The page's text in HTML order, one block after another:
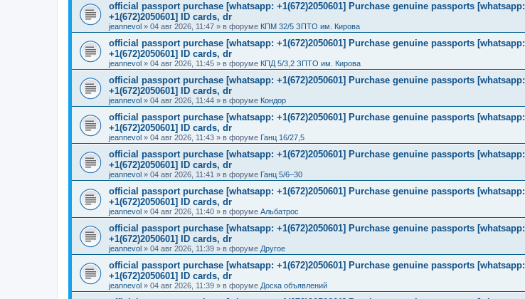
official passport purchase [whatsapp: +1(672)2050601] Purchase genuine passports [whatsapp:
+1(672)2050601] ID cards, dr
jeannevol » 04 авг 2026, 11:47 » в форуме КПМ 32/5 ЗПТО им. Кирова
official passport purchase [whatsapp: +1(672)2050601] Purchase genuine passports [whatsapp:
+1(672)2050601] ID cards, dr
jeannevol » 04 авг 2026, 11:45 » в форуме КПД 5/3,2 ЗПТО им. Кирова
official passport purchase [whatsapp: +1(672)2050601] Purchase genuine passports [whatsapp:
+1(672)2050601] ID cards, dr
jeannevol » 04 авг 2026, 11:44 » в форуме Кондор
official passport purchase [whatsapp: +1(672)2050601] Purchase genuine passports [whatsapp:
+1(672)2050601] ID cards, dr
jeannevol » 04 авг 2026, 11:43 » в форуме Ганц 16/27,5
official passport purchase [whatsapp: +1(672)2050601] Purchase genuine passports [whatsapp:
+1(672)2050601] ID cards, dr
jeannevol » 04 авг 2026, 11:41 » в форуме Ганц 5/6–30
official passport purchase [whatsapp: +1(672)2050601] Purchase genuine passports [whatsapp:
+1(672)2050601] ID cards, dr
jeannevol » 04 авг 2026, 11:40 » в форуме Альбатрос
official passport purchase [whatsapp: +1(672)2050601] Purchase genuine passports [whatsapp:
+1(672)2050601] ID cards, dr
jeannevol » 04 авг 2026, 11:39 » в форуме Другое
official passport purchase [whatsapp: +1(672)2050601] Purchase genuine passports [whatsapp:
+1(672)2050601] ID cards, dr
jeannevol » 04 авг 2026, 11:39 » в форуме Доска объявлений